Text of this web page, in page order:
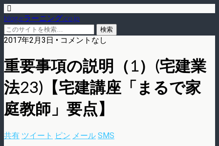
blog.eラーニング.co.jp
2017年2月3日 • コメントなし
重要事項の説明（1）(宅建業
法23)【宅建講座「まるで家
庭教師」要点】
共有 ツイート ピン メール SMS